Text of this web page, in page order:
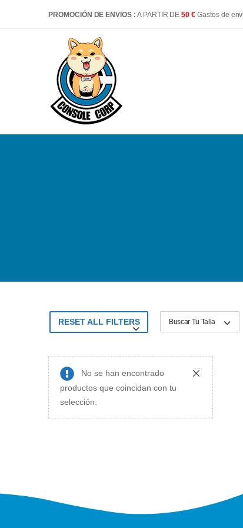
PROMOCIÓN DE ENVIOS : A PARTIR DE50 € Gastos de
RESET ALL FILTERS Buscar Tu Talla
No se han encontrado
productos que coincidan con tu
selección.